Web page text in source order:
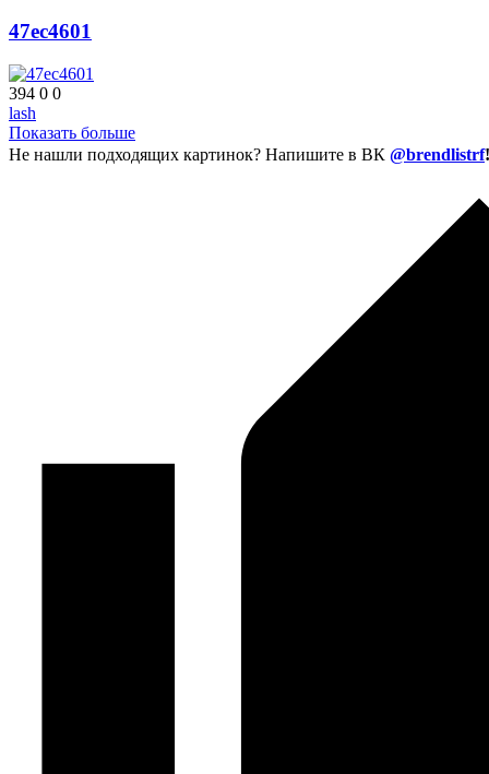
47ec4601
394 0 0
lash
Показать больше
Не нашли подходящих картинок? Напишите в ВК @brendlistrf